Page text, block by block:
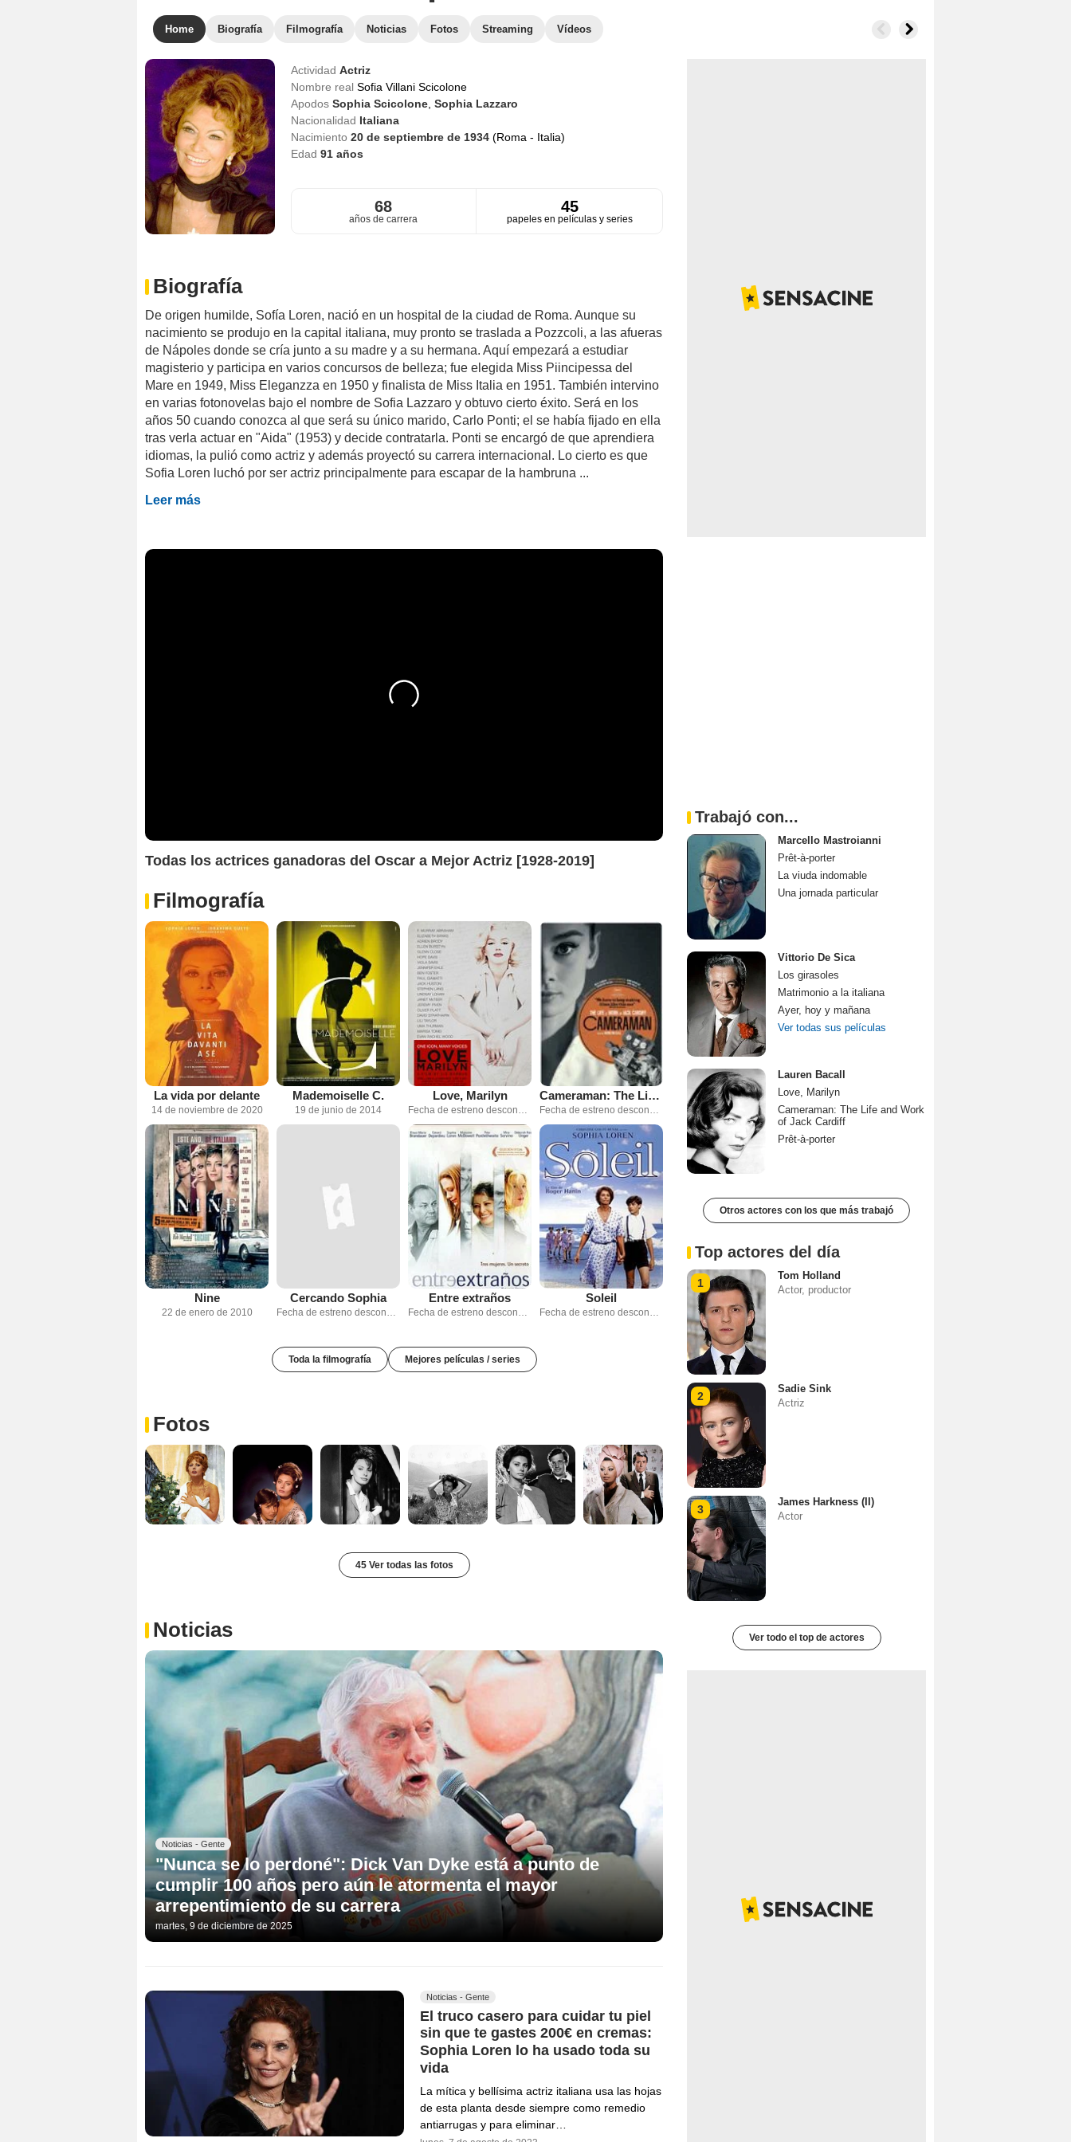
Home Biografía Filmografía Noticias Fotos Streaming Vídeos
Actividad Actriz
Nombre real Sofia Villani Scicolone
Apodos Sophia Scicolone, Sophia Lazzaro
Nacionalidad Italiana
Nacimiento 20 de septiembre de 1934 (Roma - Italia)
Edad 91años
68
años de carrera
45
papeles en películas y series
Biografía
De origen humilde, Sofía Loren, nació en un hospital de la ciudad de Roma. Aunque su
nacimiento se produjo en la capital italiana, muy pronto se traslada a Pozzcoli, a las afueras
de Nápoles donde se cría junto a su madre y a su hermana. Aquí empezará a estudiar
magisterio y participa en varios concursos de belleza; fue elegida Miss Piincipessa del
Mare en 1949, Miss Eleganzza en 1950 y finalista de Miss Italia en 1951. También intervino
en varias fotonovelas bajo el nombre de Sofia Lazzaro y obtuvo cierto éxito. Será en los
años 50 cuando conozca al que será su único marido, Carlo Ponti; el se había fijado en ella
tras verla actuar en "Aida" (1953) y decide contratarla. Ponti se encargó de que aprendiera
idiomas, la pulió como actriz y además proyectó su carrera internacional. Lo cierto es que
Sofia Loren luchó por ser actriz principalmente para escapar de la hambruna ...
Leer más
Todas los actrices ganadoras del Oscar a Mejor Actriz [1928-2019]
Filmografía
La vida por delante
14 de noviembre de 2020
Mademoiselle C.
19 de junio de 2014
Love, Marilyn Cameraman: The Life and Work of Jack Cardiff
Nine
22 de enero de 2010
Cercando Sophia
Fecha de estreno desconocida
Entre extraños
Fecha de estreno desconocida
Soleil
Fecha de estreno desconocida
Toda la filmografía Mejores películas / series
Fotos
45 Ver todas las fotos
Noticias
Noticias - Gente
"Nunca se lo perdoné": Dick Van Dyke está a punto de
cumplir 100 años pero aún le atormenta el mayor
arrepentimiento de su carrera
martes, 9 de diciembre de 2025
Noticias - Gente
El truco casero para cuidar tu piel
sin que te gastes 200€ en cremas:
Sophia Loren lo ha usado toda su
vida
La mítica y bellísima actriz italiana usa las hojas
de esta planta desde siempre como remedio
antiarrugas y para eliminar…
Trabajó con...
Marcello Mastroianni
Prêt-à-porter
La viuda indomable
Una jornada particular
Vittorio De Sica
Los girasoles
Matrimonio a la italiana
Ayer, hoy y mañana
Ver todas sus películas
Lauren Bacall
Love, Marilyn
Cameraman: The Life and Work
of Jack Cardiff
Prêt-à-porter
Otros actores con los que más trabajó
Top actores del día
1
Tom Holland
Actor, productor
2
Sadie Sink
Actriz
3
James Harkness (II)
Actor
Ver todo el top de actores